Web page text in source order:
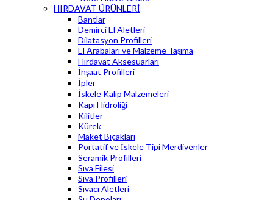
HIRDAVAT ÜRÜNLERİ
Bantlar
Demirci El Aletleri
Dilatasyon Profilleri
El Arabaları ve Malzeme Taşıma
Hırdavat Aksesuarları
İnşaat Profilleri
İpler
İskele Kalıp Malzemeleri
Kapı Hidroliği
Kilitler
Kürek
Maket Bıçakları
Portatif ve İskele Tipi Merdivenler
Seramik Profilleri
Sıva Filesi
Sıva Profilleri
Sıvacı Aletleri